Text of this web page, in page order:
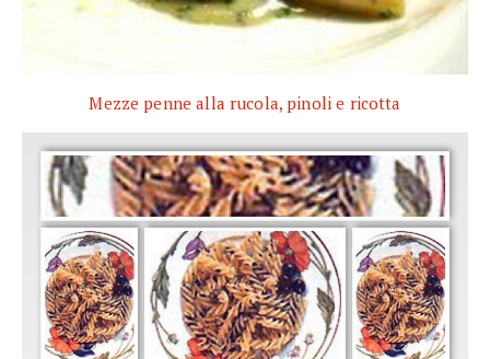
Mezze penne alla rucola, pinoli e ricotta